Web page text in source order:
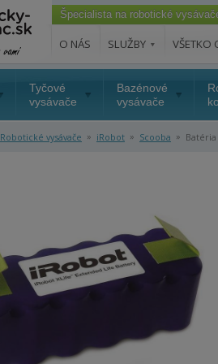
Špecialista na robotické
O NÁS SLUŽBY VŠETKO
Tyčové
vysávače
Bazénové
vysávače
Robotické vysávače » iRobot » Scooba »